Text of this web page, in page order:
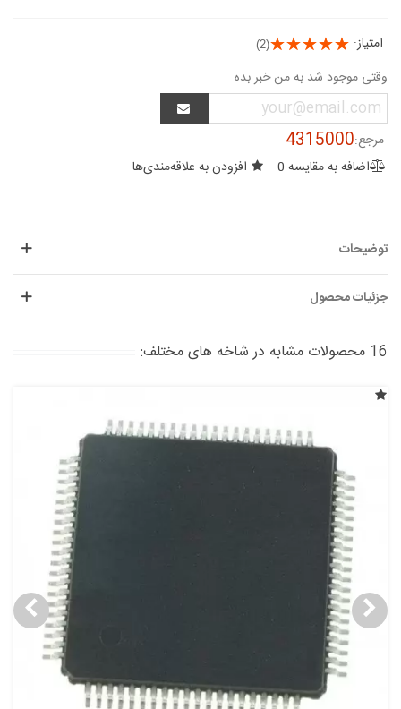
امتیاز: (2)
وقتی موجود شد به من خبر بده
مرجع:4315000
اضافه به مقایسه 0 افزودن به علاقه‌مندی‌ها
توضیحات
جزئیات محصول
16 محصولات مشابه در شاخه های مختلف: